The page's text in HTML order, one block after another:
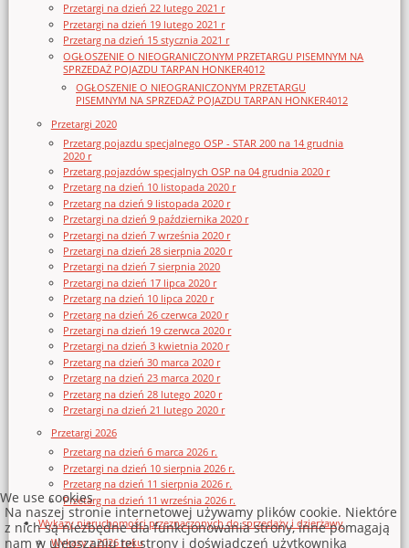
Przetargi na dzień 22 lutego 2021 r
Przetargi na dzień 19 lutego 2021 r
Przetarg na dzień 15 stycznia 2021 r
OGŁOSZENIE O NIEOGRANICZONYM PRZETARGU PISEMNYM NA
SPRZEDAŻ POJAZDU TARPAN HONKER4012
OGŁOSZENIE O NIEOGRANICZONYM PRZETARGU
PISEMNYM NA SPRZEDAŻ POJAZDU TARPAN HONKER4012
Przetargi 2020
Przetarg pojazdu specjalnego OSP - STAR 200 na 14 grudnia
2020 r
Przetarg pojazdów specjalnych OSP na 04 grudnia 2020 r
Przetarg na dzień 10 listopada 2020 r
Przetarg na dzień 9 listopada 2020 r
Przetargi na dzień 9 października 2020 r
Przetargi na dzień 7 września 2020 r
Przetargi na dzień 28 sierpnia 2020 r
Przetargi na dzień 7 sierpnia 2020
Przetargi na dzień 17 lipca 2020 r
Przetarg na dzień 10 lipca 2020 r
Przetarg na dzień 26 czerwca 2020 r
Przetargi na dzień 19 czerwca 2020 r
Przetargi na dzień 3 kwietnia 2020 r
Przetarg na dzień 30 marca 2020 r
Przetarg na dzień 23 marca 2020 r
Przetarg na dzień 28 lutego 2020 r
Przetargi na dzień 21 lutego 2020 r
Przetargi 2026
Przetarg na dzień 6 marca 2026 r.
Przetargi na dzień 10 sierpnia 2026 r.
Przetarg na dzień 11 sierpnia 2026 r.
Przetarg na dzień 11 września 2026 r.
Wykazy nieruchomości przeznaczonych do sprzedaży i dzierżawy
Wykazy z 2026 roku
We use cookies
Na naszej stronie internetowej używamy plików cookie. Niektóre
z nich są niezbędne dla funkcjonowania strony, inne pomagają
nam w ulepszaniu tej strony i doświadczeń użytkownika